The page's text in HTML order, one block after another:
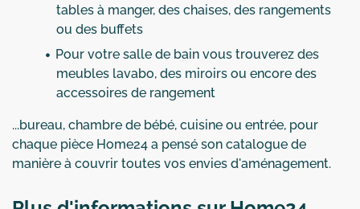
tables à manger, des chaises, des rangements
ou des buffets
Pour votre salle de bain vous trouverez des
meubles lavabo, des miroirs ou encore des
accessoires de rangement
...bureau, chambre de bébé, cuisine ou entrée, pour
chaque pièce Home24 a pensé son catalogue de
manière à couvrir toutes vos envies d'aménagement.